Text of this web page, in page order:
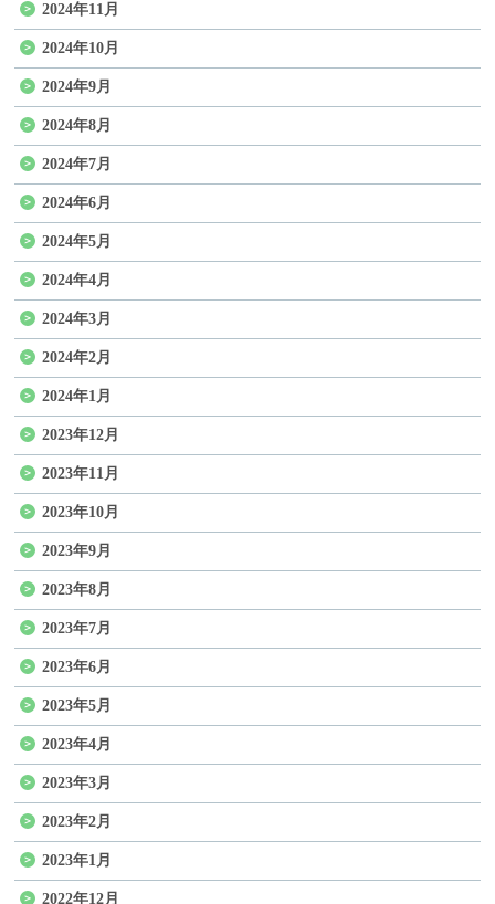
2024年11月
2024年10月
2024年9月
2024年8月
2024年7月
2024年6月
2024年5月
2024年4月
2024年3月
2024年2月
2024年1月
2023年12月
2023年11月
2023年10月
2023年9月
2023年8月
2023年7月
2023年6月
2023年5月
2023年4月
2023年3月
2023年2月
2023年1月
2022年12月